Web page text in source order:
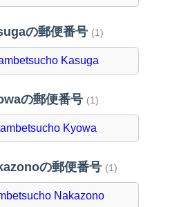
の郵便番号 (1)
Kasuga
の郵便番号 (1)
Kyowa
の郵便番号 (1)
Nakazono